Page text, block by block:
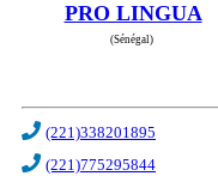
PRO LINGUA
(Sénégal)
(221)338201895
(221)775295844